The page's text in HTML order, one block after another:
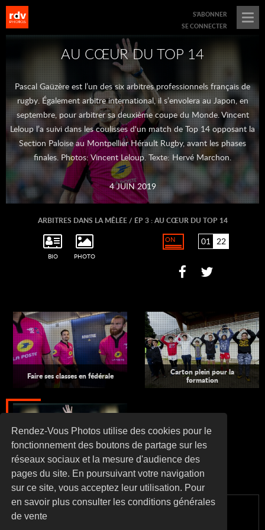
Rendez-Vous Photos utilise des cookies pour le
fonctionnement des boutons de partage sur les
réseaux sociaux et la mesure d'audience des
pages du site. En poursuivant votre navigation
sur ce site, vous acceptez leur utilisation. Pour
en savoir plus consulter les conditions générales
de vente
S'ABONNER
SE CONNECTER
menu
opener
AU CŒUR DU TOP 14
Pascal Gaüzère est l’un des six arbitres professionnels français de
rugby. Également arbitre international, il s’envolera au Japon, en
septembre, pour arbitrer sa deuxième coupe du Monde. Vincent
Leloup l’a suivi dans les coulisses d'un match de Top 14 opposant la
Section Paloise au Montpellier Hérault Rugby, avant les phases
finales. Photos: Vincent Leloup. Texte: Hervé Marchon.
4 JUIN 2019
ARBITRES DANS LA MÊLÉE / ÉP 3 : AU CŒUR DU TOP 14
TOGGLE
CAPTION
01 22
BIO PHOTO
Faire ses classes en fédérale
Carton plein pour la
formation
Au cœur du Top 14